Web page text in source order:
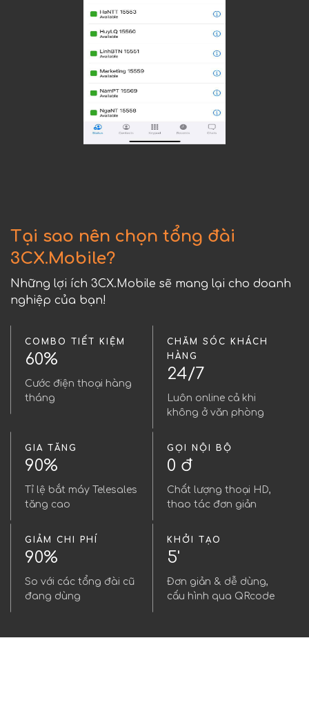
Tại sao nên chọn tổng đài
3CX.Mobile?
Những lợi ích 3CX.Mobile sẽ mang lại cho doanh
nghiệp của bạn!
COMBO TIẾT KIỆM
60%
Cước điện thoại hàng
tháng
CHĂM SÓC KHÁCH
HÀNG
24/7
Luôn online cả khi
không ở văn phòng
GIA TĂNG
90%
Tỉ lệ bắt máy Telesales
tăng cao
GỌI NỘI BỘ
0 đ
Chất lượng thoại HD,
thao tác đơn giản
GIẢM CHI PHÍ
90%
So với các tổng đài cũ
đang dùng
KHỞI TẠO
5'
Đơn giản & dễ dùng,
cấu hình qua QRcode